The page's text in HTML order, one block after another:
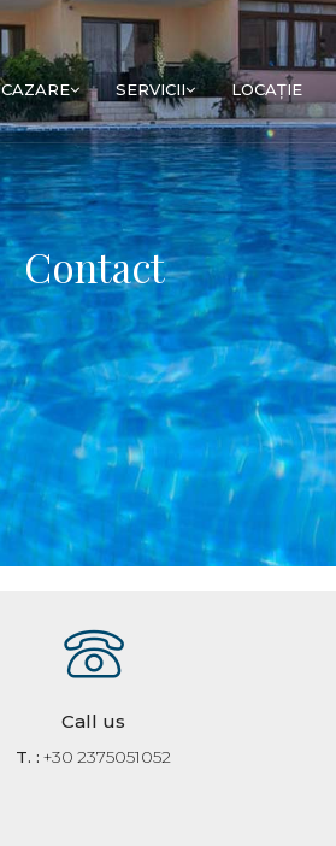
CAZARE SERVICII LOCAȚIE
Contact
Call us
T. : +30 2375051052